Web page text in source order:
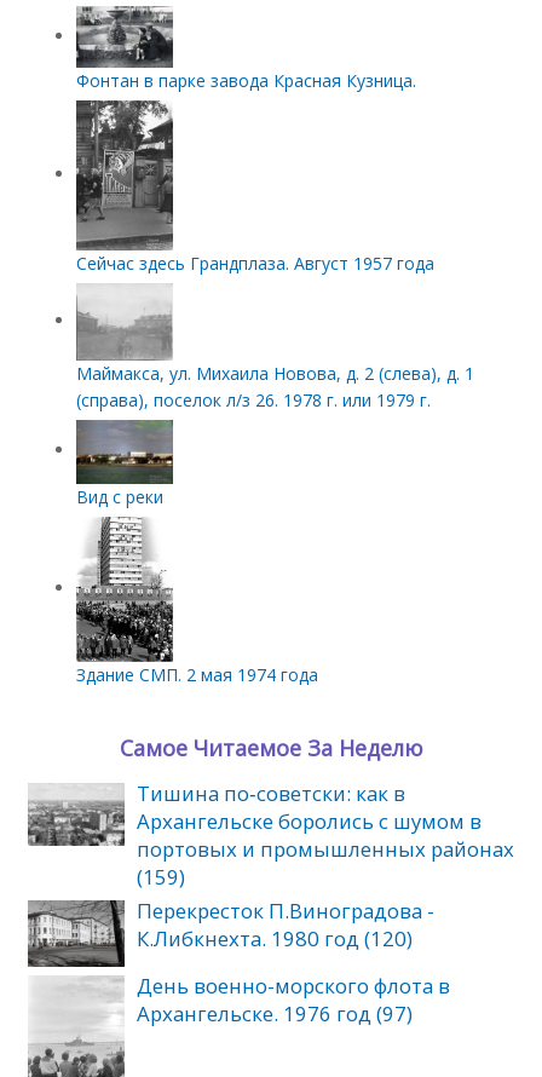
Фонтан в парке завода Красная Кузница.
Сейчас здесь Грандплаза. Август 1957 года
Маймакса, ул. Михаила Новова, д. 2 (слева), д. 1
(справа), поселок л/з 26. 1978 г. или 1979 г.
Вид с реки
Здание СМП. 2 мая 1974 года
Самое Читаемое За Неделю
Тишина по‑советски: как в
Архангельске боролись с шумом в
портовых и промышленных районах
(159)
Перекресток П.Виноградова -
К.Либкнехта. 1980 год (120)
День военно-морского флота в
Архангельске. 1976 год (97)